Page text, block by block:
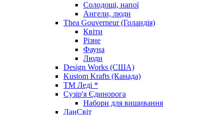
Солодощі, напої
Ангели, люди
Thea Gouverneur (Голандія)
Квіти
Різне
Фауна
Люди
Design Works (США)
Kustom Krafts (Канада)
ТМ Леді *
Сузір'я Єдинорога
Набори для вишивання
ЛанСвіт